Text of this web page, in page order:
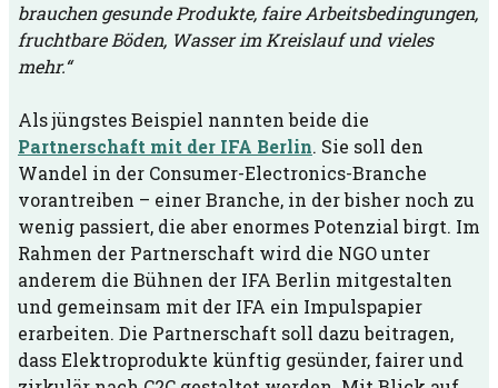
brauchen gesunde Produkte, faire Arbeitsbedingungen,
fruchtbare Böden, Wasser im Kreislauf und vieles
mehr.“
Als jüngstes Beispiel nannten beide die
Partnerschaft mit der IFA Berlin. Sie soll den
Wandel in der Consumer-Electronics-Branche
vorantreiben – einer Branche, in der bisher noch zu
wenig passiert, die aber enormes Potenzial birgt. Im
Rahmen der Partnerschaft wird die NGO unter
anderem die Bühnen der IFA Berlin mitgestalten
und gemeinsam mit der IFA ein Impulspapier
erarbeiten. Die Partnerschaft soll dazu beitragen,
dass Elektroprodukte künftig gesünder, fairer und